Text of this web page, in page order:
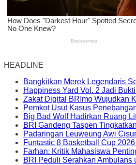
HEADLINE
Bangkitkan Merek Legendaris
Happiness Yard Vol. 2 Jadi
Zakat Digital BRImo Wujudkan
Pemkot Usut Kasus
Big Bad Wolf Hadirkan Ruang
BRI Gandeng Taspen
Padaringan Leuweung Awi
Funtastic 8 Basketball Cup
Farhan: Kritik Mahasiswa
BRI Peduli Serahkan Ambulans